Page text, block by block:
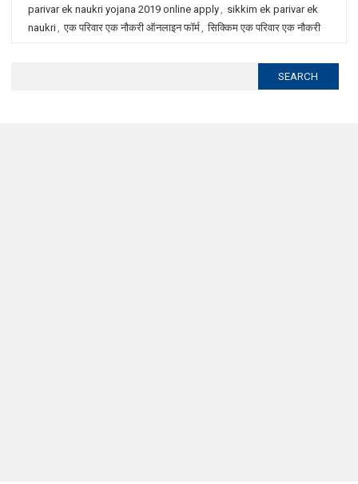
parivar ek naukri yojana 2019 online apply, sikkim ek parivar ek
naukri, एक परिवार एक नौकरी ऑनलाइन फॉर्म, सिक्किम एक परिवार एक नौकरी